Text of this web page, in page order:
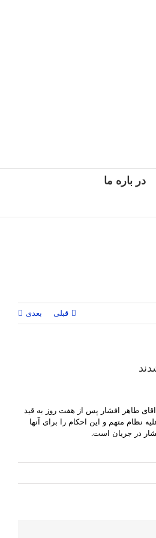
در باره ما
قبلی بعدی
میلاد جلیلی ترانه‌ای در حمایت از زندانیان سیاسی آذربایجانی در ایران خوانده بود دستگیر شدند. آقای جلیلی پس از تحمل به ۶۳ روز حبس و اقای طاهر افشار پس از هفت روز به قید
زندانی سیاسی که از آبان ۱۴۰۲ در بازداشت طولانی‌مدت بودند به تبلیغ علیه نظام متهم و این احکام را برای آنها